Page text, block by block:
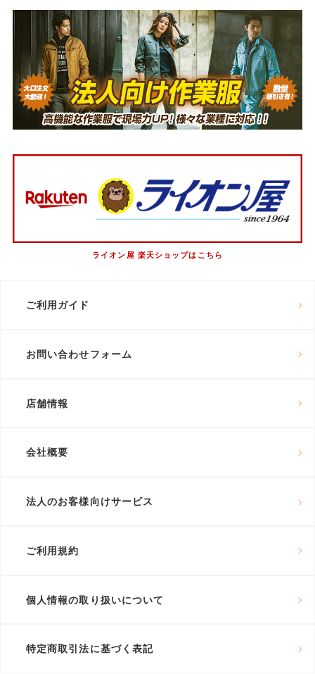
ライオン屋 楽天ショップはこちら
ご利用ガイド
お問い合わせフォーム
店舗情報
会社概要
法人のお客様向けサービス
ご利用規約
個人情報の取り扱いについて
特定商取引法に基づく表記